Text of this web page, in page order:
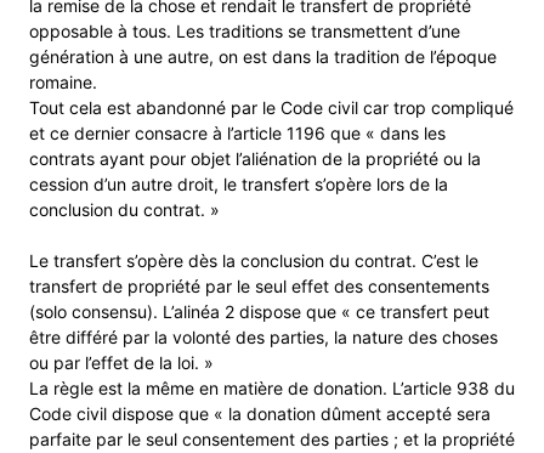
la remise de la chose et rendait le transfert de propriété
opposable à tous. Les traditions se transmettent d’une
génération à une autre, on est dans la tradition de l’époque
romaine.
Tout cela est abandonné par le Code civil car trop compliqué
et ce dernier consacre à l’article 1196 que « dans les
contrats ayant pour objet l’aliénation de la propriété ou la
cession d’un autre droit, le transfert s’opère lors de la
conclusion du contrat. »
Le transfert s’opère dès la conclusion du contrat. C’est le
transfert de propriété par le seul effet des consentements
(solo consensu). L’alinéa 2 dispose que « ce transfert peut
être différé par la volonté des parties, la nature des choses
ou par l’effet de la loi. »
La règle est la même en matière de donation. L’article 938 du
Code civil dispose que « la donation dûment accepté sera
parfaite par le seul consentement des parties ; et la propriété